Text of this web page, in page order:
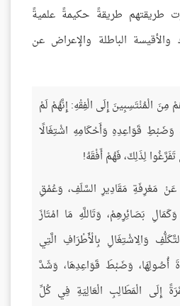
طريقتهم طريقةً حكيمةً علميةً
الباطلة والإعراض عن
مِنَ الْمُنْتَسِبِينَ إِلَى الْفِقْهِ: إِنَّهُمْ لَمْ
وَضَبْطِ قَوَاعِدِهِ وَأَحْكَامِهِ اشْتِغَالًا
لِذَلِكَ، فَهُمْ أَفْقَهُ!
مَعْرِفَةِ مَقَادِيرِ السَّلَفِ، وَعُمْقِ
بَصَائِرِهِمْ، وَتَاللَّهِ مَا امْتَازَ
وَالِاشْتِغَالِ بِالْأَطْرَافِ الَّتِي
أُصُولِهَا، وَضَبْطَ قَوَاعِدِهَا، وَشَدَّ
إِلَى الْمَطَالِبِ الْعَالِيَةِ فِي كُلِّ